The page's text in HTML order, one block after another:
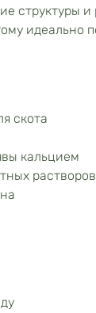
структуры
идеально
скота
кальцием